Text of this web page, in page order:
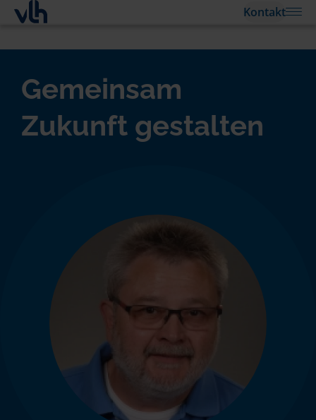
Kontakt
Gemeinsam
Zukunft gestalten